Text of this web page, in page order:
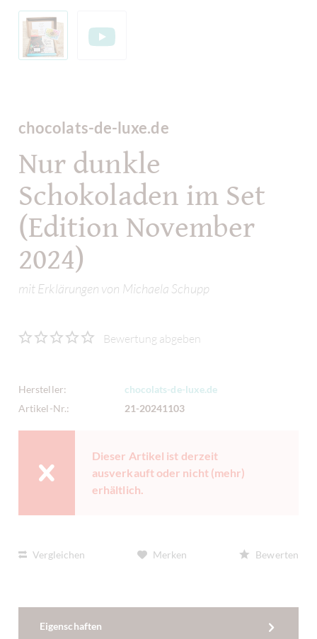
chocolats-de-luxe.de
Nur dunkle
Schokoladen im Set
(Edition November
2024)
mit Erklärungen von Michaela Schupp
Bewertung abgeben
Hersteller:
chocolats-de-luxe.de
Artikel-Nr.:
21-20241103
Dieser Artikel ist derzeit
ausverkauft oder nicht (mehr)
erhältlich.
Vergleichen Merken Bewerten
Eigenschaften